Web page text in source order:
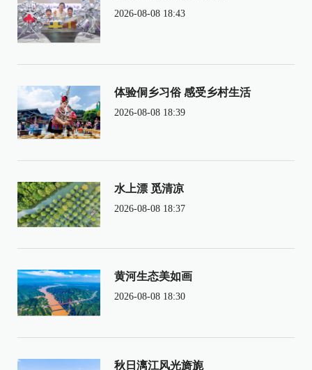
2026-08-08 18:43
体验侗乡习俗 感受乡村生活
2026-08-08 18:39
水上漂 觅清凉
2026-08-08 18:37
黄河生态美如画
2026-08-08 18:30
秋日漓江风光旖旎